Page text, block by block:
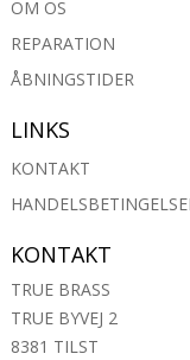
OM OS
REPARATION
ÅBNINGSTIDER
LINKS
KONTAKT
KONTAKT
TRUE BRASS
TRUE BYVEJ 2
8381 TILST